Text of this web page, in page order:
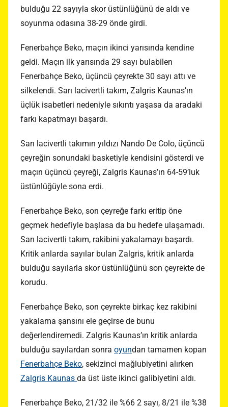
bulduğu 22 sayıyla skor üstünlüğünü de aldı ve
soyunma odasına 38-29 önde girdi.
Fenerbahçe Beko, maçın ikinci yarısında kendine
geldi. Maçın ilk yarısında 29 sayı bulabilen
Fenerbahçe Beko, üçüncü çeyrekte 30 sayı attı ve
silkelendi. Sarı lacivertli takım, Zalgris Kaunas’ın
üçlük isabetleri nedeniyle sıkıntı yaşasa da aradaki
farkı kapatmayı başardı.
Sarı lacivertli takımın yıldızı Nando De Colo, üçüncü
çeyreğin sonundaki basketiyle kendisini gösterdi ve
maçın üçüncü çeyreği, Zalgris Kaunas’ın 64-59’luk
üstünlüğüyle sona erdi.
Fenerbahçe Beko, son çeyreğe farkı eritip öne
geçmek hedefiyle başlasa da bu hedefe ulaşamadı.
Sarı lacivertli takım, rakibini yakalamayı başardı.
Kritik anlarda sayılar bulan Zalgris, kritik anlarda
bulduğu sayılarla skor üstünlüğünü son çeyrekte de
korudu.
Fenerbahçe Beko, son çeyrekte birkaç kez rakibini
yakalama şansını ele geçirse de bunu
değerlendiremedi. Zalgris Kaunas’ın kritik anlarda
bulduğu sayılardan sonra oyundan tamamen kopan
Fenerbahçe Beko, sekizinci mağlubiyetini alırken
Zalgris Kaunas da üst üste ikinci galibiyetini aldı.
Fenerbahçe Beko, 21/32 ile %66 2 sayı, 8/21 ile %38